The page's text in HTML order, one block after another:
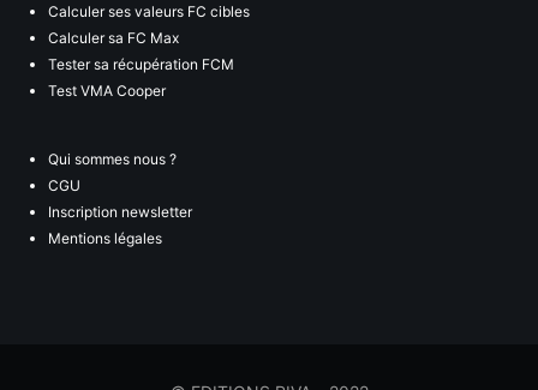
Calculer ses valeurs FC cibles
Calculer sa FC Max
Tester sa récupération FCM
Test VMA Cooper
Qui sommes nous ?
CGU
Inscription newsletter
Mentions légales